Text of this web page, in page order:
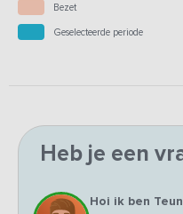
Bezet
Geselecteerde periode
Heb je een
Hoi ik ben